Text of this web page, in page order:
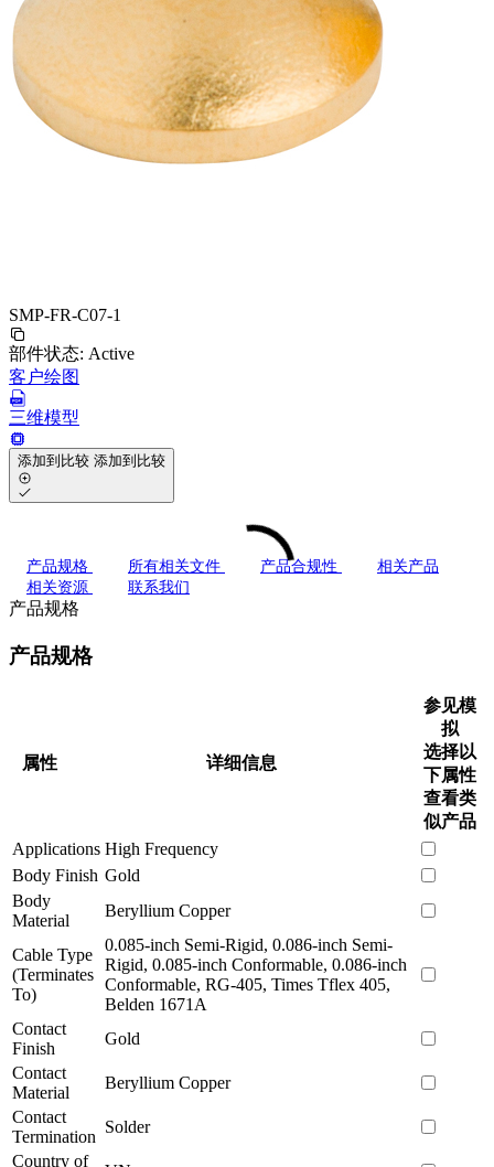
SMP-FR-C07-1
部件状态: Active
客户绘图
三维模型
添加到比较 添加到比较
产品规格 所有相关文件 产品合规性
相关产品
相关资源
联系我们
产品规格
产品规格
属性 详细信息
参见模
拟
选择以
下属性
查看类
似产品
Applications High Frequency
Body Finish Gold
Body
Material
Beryllium Copper
Cable Type
(Terminates
To)
0.085-inch Semi-Rigid, 0.086-inch Semi-
Rigid, 0.085-inch Conformable, 0.086-inch
Conformable, RG-405, Times Tflex 405,
Belden 1671A
Contact
Finish
Gold
Contact
Material
Beryllium Copper
Contact
Termination
Solder
Country of